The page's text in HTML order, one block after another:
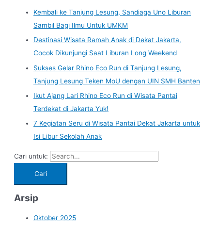
Kembali ke Tanjung Lesung, Sandiaga Uno Liburan
Sambil Bagi Ilmu Untuk UMKM
Destinasi Wisata Ramah Anak di Dekat Jakarta,
Cocok Dikunjungi Saat Liburan Long Weekend
Sukses Gelar Rhino Eco Run di Tanjung Lesung,
Tanjung Lesung Teken MoU dengan UIN SMH Banten
Ikut Ajang Lari Rhino Eco Run di Wisata Pantai
Terdekat di Jakarta Yuk!
7 Kegiatan Seru di Wisata Pantai Dekat Jakarta untuk
Isi Libur Sekolah Anak
Cari untuk:
Arsip
Oktober 2025